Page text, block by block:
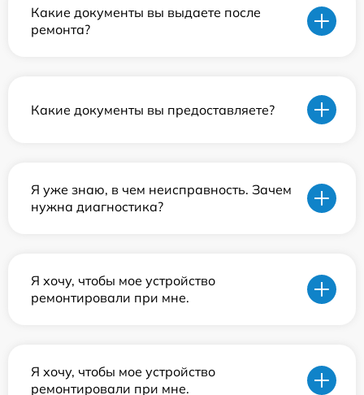
Какие документы вы выдаете после
ремонта?
Какие документы вы предоставляете?
Я уже знаю, в чем неисправность. Зачем
нужна диагностика?
Я хочу, чтобы мое устройство
ремонтировали при мне.
Я хочу, чтобы мое устройство
ремонтировали при мне.